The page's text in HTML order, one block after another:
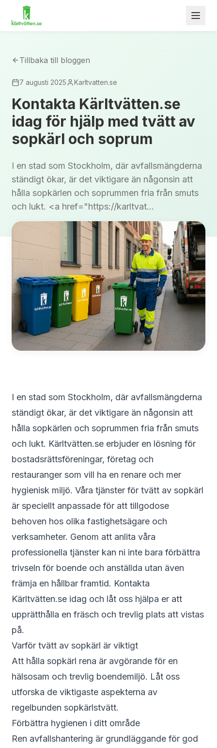
Tillbaka till bloggen
7 augusti 2025 Karltvatten.se
Kontakta Kärltvätten.se
idag för hjälp med tvätt av
sopkärl och soprum
I en stad som Stockholm, där avfallsmängderna
ständigt ökar, är det viktigare än någonsin att
hålla sopkärlen och soprummen fria från smuts
och lukt. <a href="https://karltvat...
I en stad som Stockholm, där avfallsmängderna
ständigt ökar, är det viktigare än någonsin att
hålla sopkärlen och soprummen fria från smuts
och lukt. Kärltvätten.se erbjuder en lösning för
bostadsrättsföreningar, företag och
restauranger som vill ha en renare och mer
hygienisk miljö. Våra tjänster för tvätt av sopkärl
är speciellt anpassade för att tillgodose
behoven hos olika fastighetsägare och
verksamheter. Genom att anlita våra
professionella tjänster kan ni inte bara förbättra
trivseln för boende och anställda utan även
främja en hållbar framtid. Kontakta
Kärltvätten.se idag och låt oss hjälpa er att
upprätthålla en fräsch och trevlig plats att vistas
på.
Varför tvätt av sopkärl är viktigt
Att hålla sopkärl rena är avgörande för en
hälsosam och trevlig boendemiljö. Låt oss
utforska de viktigaste aspekterna av
regelbunden sopkärlstvätt.
Förbättra hygienen i ditt område
Ren avfallshantering är grundläggande för god